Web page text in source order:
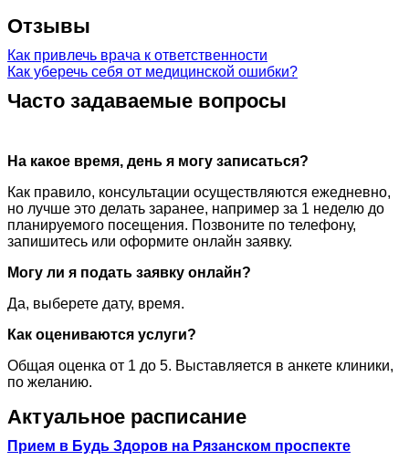
Отзывы
Как привлечь врача к ответственности
Как уберечь себя от медицинской ошибки?
Часто задаваемые вопросы
На какое время, день я могу записаться?
Как правило, консультации осуществляются ежедневно,
но лучше это делать заранее, например за 1 неделю до
планируемого посещения. Позвоните по телефону,
запишитесь или оформите онлайн заявку.
Могу ли я подать заявку онлайн?
Да, выберете дату, время.
Как оцениваются услуги?
Общая оценка от 1 до 5. Выставляется в анкете клиники,
по желанию.
Актуальное расписание
Прием в Будь Здоров на Рязанском проспекте